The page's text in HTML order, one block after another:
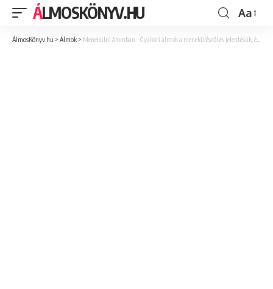
ÁLMOSKÖNYV.HU Aa
ÁlmosKönyv.hu > Álmok > Menekülni álomban – Gyakori álmok a menekülésről és jelentésük, értelmezésük